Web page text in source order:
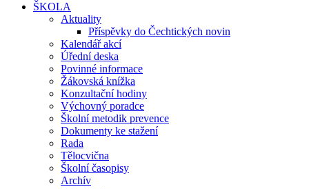
ŠKOLA
Aktuality
Příspěvky do Čechtických novin
Kalendář akcí
Úřední deska
Povinné informace
Žákovská knížka
Konzultační hodiny
Výchovný poradce
Školní metodik prevence
Dokumenty ke stažení
Rada
Tělocvična
Školní časopisy
Archív